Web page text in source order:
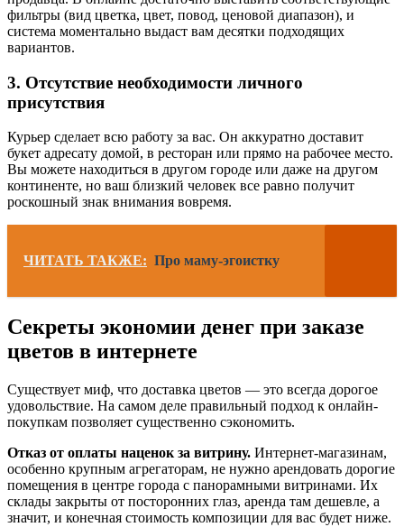
фильтры (вид цветка, цвет, повод, ценовой диапазон), и
система моментально выдаст вам десятки подходящих
вариантов.
3. Отсутствие необходимости личного
присутствия
Курьер сделает всю работу за вас. Он аккуратно доставит
букет адресату домой, в ресторан или прямо на рабочее место.
Вы можете находиться в другом городе или даже на другом
континенте, но ваш близкий человек все равно получит
роскошный знак внимания вовремя.
ЧИТАТЬ ТАКЖЕ: Про маму-эгоистку
Секреты экономии денег при заказе
цветов в интернете
Существует миф, что доставка цветов — это всегда дорогое
удовольствие. На самом деле правильный подход к онлайн-
покупкам позволяет существенно сэкономить.
Отказ от оплаты наценок за витрину. Интернет-магазинам,
особенно крупным агрегаторам, не нужно арендовать дорогие
помещения в центре города с панорамными витринами. Их
склады закрыты от посторонних глаз, аренда там дешевле, а
значит, и конечная стоимость композиции для вас будет ниже.